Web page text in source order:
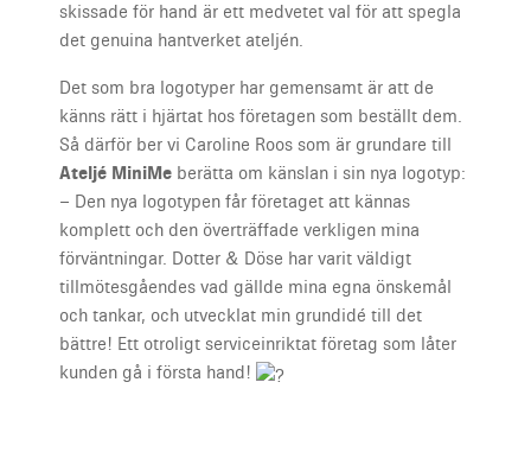
skissade för hand är ett medvetet val för att spegla
det genuina hantverket ateljén.
Det som bra logotyper har gemensamt är att de
känns rätt i hjärtat hos företagen som beställt dem.
Så därför ber vi Caroline Roos som är grundare till
Ateljé MiniMe berätta om känslan i sin nya logotyp:
– Den nya logotypen får företaget att kännas
komplett och den överträffade verkligen mina
förväntningar. Dotter & Döse har varit väldigt
tillmötesgåendes vad gällde mina egna önskemål
och tankar, och utvecklat min grundidé till det
bättre! Ett otroligt serviceinriktat företag som låter
kunden gå i första hand!